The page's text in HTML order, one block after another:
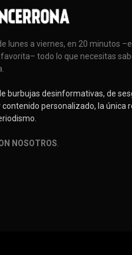
lunes a viernes, en 20 minutos
todo lo que necesitas
burbujas desinformativas, de
personalizado, la única
NOSOTROS